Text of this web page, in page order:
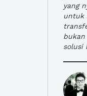
yang
untuk
solusi